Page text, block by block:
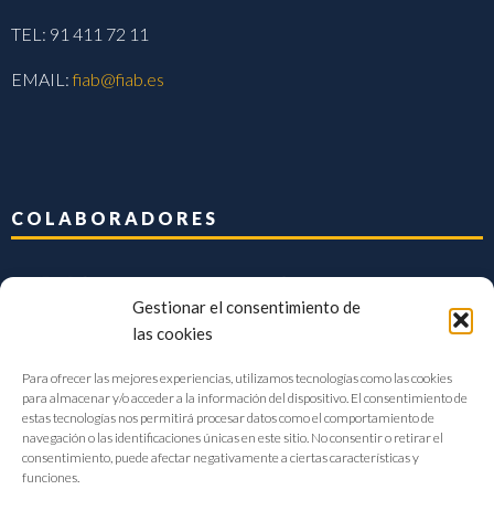
Gestionar el consentimiento de
las cookies
Para ofrecer las mejores experiencias, utilizamos tecnologías como las cookies
para almacenar y/o acceder a la información del dispositivo. El consentimiento de
estas tecnologías nos permitirá procesar datos como el comportamiento de
navegación o las identificaciones únicas en este sitio. No consentir o retirar el
consentimiento, puede afectar negativamente a ciertas características y
funciones.
TEL: 91 411 72 11
EMAIL:fiab@fiab.es
COLABORADORES